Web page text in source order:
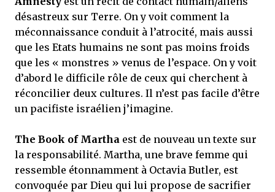
désastreux sur Terre. On y voit comment la
méconnaissance conduit à l’atrocité, mais aussi
que les Etats humains ne sont pas moins froids
que les « monstres » venus de l’espace. On y voit
d’abord le difficile rôle de ceux qui cherchent à
réconcilier deux cultures. Il n’est pas facile d’être
un pacifiste israélien j’imagine.
The Book of Martha est de nouveau un texte sur
la responsabilité. Martha, une brave femme qui
ressemble étonnamment à Octavia Butler, est
convoquée par Dieu qui lui propose de sacrifier